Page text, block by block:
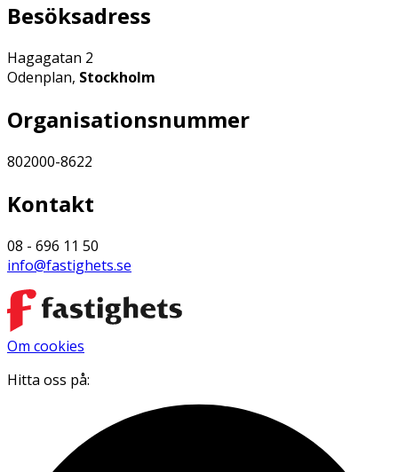
Besöksadress
Hagagatan 2
Odenplan, Stockholm
Organisationsnummer
802000-8622
Kontakt
08 - 696 11 50
info@fastighets.se
Om cookies
Hitta oss på: